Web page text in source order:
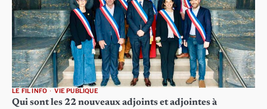
LE FIL INFO VIE PUBLIQUE
Qui sont les 22 nouveaux adjoints et adjointes à